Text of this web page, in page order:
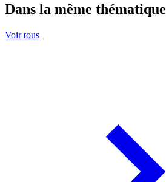
Dans la même thématique
Voir tous